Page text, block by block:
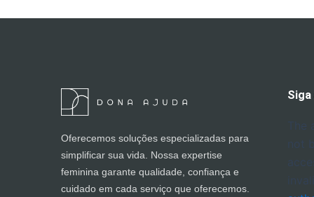
Oferecemos soluções especializadas para
simplificar sua vida. Nossa expertise
feminina garante qualidade, confiança e
cuidado em cada serviço que oferecemos.
Siga
not